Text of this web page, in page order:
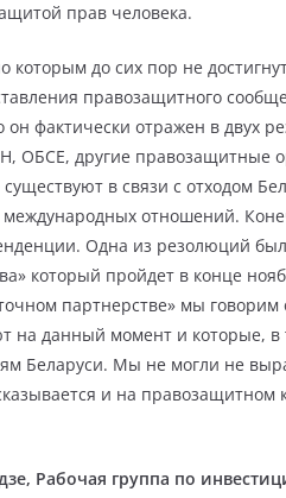
прав человека.
до сих пор не
правозащитного
фактически отражен в двух
ОБСЕ, другие правозащитные
в связи с отходом
международных отношений.
Одна из резолюций
который пройдет в конце
партнерстве» мы говорим
на данный момент и которые,
Беларуси. Мы не могли не
и на правозащитном
Рабочая группа по